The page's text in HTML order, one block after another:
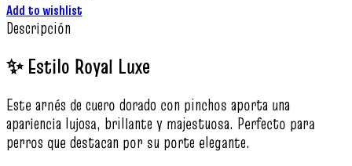
Add to wishlist
Descripción
✨ Estilo Royal Luxe
Este arnés de cuero dorado con pinchos aporta una
apariencia lujosa, brillante y majestuosa. Perfecto para
perros que destacan por su porte elegante.